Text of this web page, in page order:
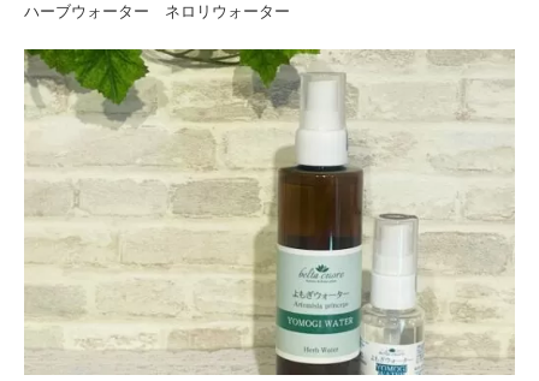
ハーブウォーター ネロリウォーター